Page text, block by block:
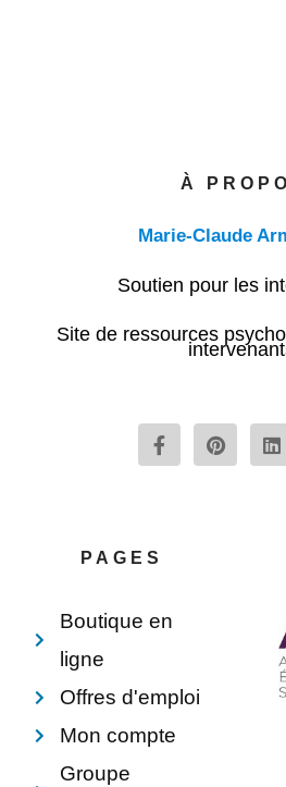
À
Marie-Claude
Soutien pour les
Site de ressources
F
a
c
P
i
n
L
i
n
PAGES
Boutique en
ligne
Offres d'emploi
Mon compte
Groupe